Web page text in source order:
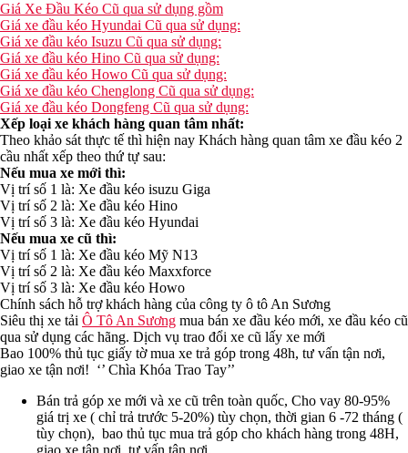
Giá Xe Đầu Kéo Cũ qua sử dụng gồm
Giá xe đầu kéo Hyundai Cũ qua sử dụng:
Giá xe đầu kéo Isuzu Cũ qua sử dụng:
Giá xe đầu kéo Hino Cũ qua sử dụng:
Giá xe đầu kéo Howo Cũ qua sử dụng:
Giá xe đầu kéo Chenglong Cũ qua sử dụng:
Giá xe đầu kéo Dongfeng Cũ qua sử dụng:
Xếp loại xe khách hàng quan tâm nhất:
Theo khảo sát thực tế thì hiện nay Khách hàng quan tâm xe đầu kéo 2
cầu nhất xếp theo thứ tự sau:
Nếu mua xe mới thì:
Vị trí số 1 là: Xe đầu kéo isuzu Giga
Vị trí số 2 là: Xe đầu kéo Hino
Vị trí số 3 là: Xe đầu kéo Hyundai
Nếu mua xe cũ thì:
Vị trí số 1 là: Xe đầu kéo Mỹ N13
Vị trí số 2 là: Xe đầu kéo Maxxforce
Vị trí số 3 là: Xe đầu kéo Howo
Chính sách hỗ trợ khách hàng của công ty ô tô An Sương
Siêu thị xe tải Ô Tô An Sương mua bán xe đầu kéo mới, xe đầu kéo cũ
qua sử dụng các hãng. Dịch vụ trao đổi xe cũ lấy xe mới
Bao 100% thủ tục giấy tờ mua xe trả góp trong 48h, tư vấn tận nơi,
giao xe tận nơi! ‘’ Chìa Khóa Trao Tay’’
Bán trả góp xe mới và xe cũ trên toàn quốc, Cho vay 80-95%
giá trị xe ( chỉ trả trước 5-20%) tùy chọn, thời gian 6 -72 tháng (
tùy chọn), bao thủ tục mua trả góp cho khách hàng trong 48H,